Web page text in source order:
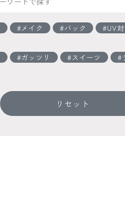
メイク バック UV
ガッツリ スイーツ
リセット